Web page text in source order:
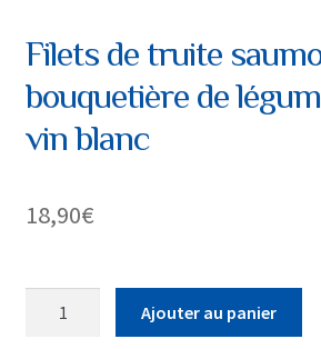
Filets de truite
bouquetière de
vin blanc
18,90€
Ajouter au panier